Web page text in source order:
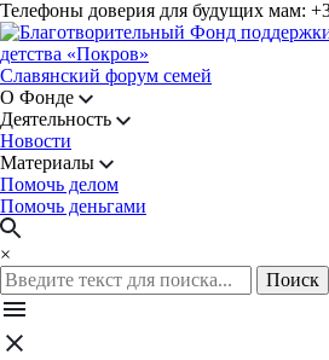
Телефоны доверия для будущих мам:
Славянский форум семей
О Фонде
Деятельность
Новости
Материалы
Помочь делом
Помочь деньгами
×
Поиск